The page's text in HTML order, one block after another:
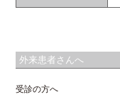
外来患者さんへ
受診の方へ